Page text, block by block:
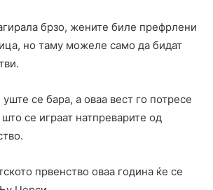
брзо, жените биле префрлени
но таму можеле само да бидат
се бара, а оваа вест го потресе
се играат натпреварите од
првенство оваа година ќе се